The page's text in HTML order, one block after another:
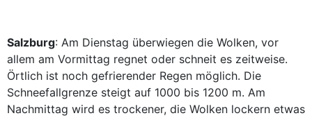
Salzburg: Am Dienstag überwiegen die Wolken, vor
allem am Vormittag regnet oder schneit es zeitweise.
Örtlich ist noch gefrierender Regen möglich. Die
Schneefallgrenze steigt auf 1000 bis 1200 m. Am
Nachmittag wird es trockener, die Wolken lockern etwas